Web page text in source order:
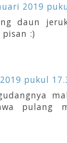
2019
daun
:)
pukul
pulang